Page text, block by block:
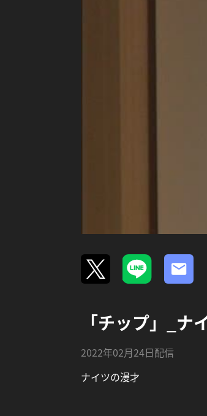
「チップ」_
2022年02月24日配信
ナイツの漫才